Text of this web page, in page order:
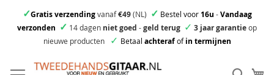
✓Gratis verzendingvanaf€49(NL) ✓ Bestel voor16u -Vandaag
verzonden ✓ 14 dagen niet goed -geld terug ✓ 3 jaar garantieop
nieuwe producten
✓ Betaal achterafofin termijnen
direct